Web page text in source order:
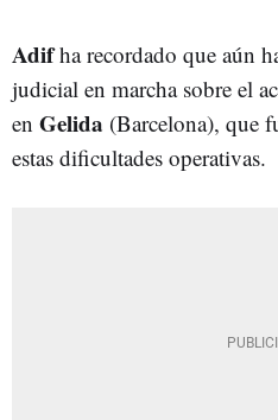
Adifha recordado que aún
judicial en marcha sobre el
en Gelida (Barcelona), que
estas dificultades operativas.